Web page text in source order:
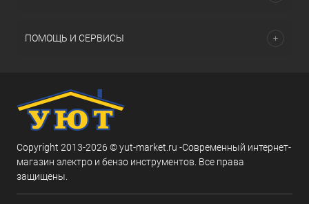
ПОМОЩЬ И СЕРВИСЫ
Copyright 2013-2026 © yut-market.ru -Современный интернет-
магазин электро и бензо инструментов. Все права
защищены.